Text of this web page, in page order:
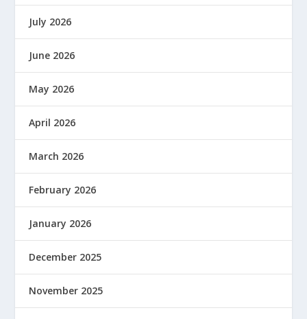
July 2026
June 2026
May 2026
April 2026
March 2026
February 2026
January 2026
December 2025
November 2025